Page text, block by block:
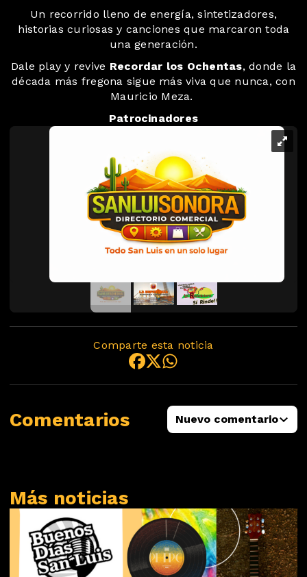
Un recorrido lleno de energía, sintetizadores,
historias curiosas y canciones que marcaron toda
una generación.
Dale play y revive Recordar los Ochentas, donde la
década más fregona sigue más viva que nunca, con
Mauricio Meza. ️
Patrocinadores
Comparte esta noticia
Comentarios Nuevo comentario
Más noticias